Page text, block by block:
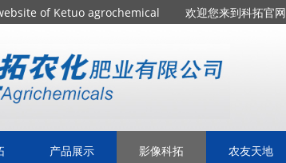
of Ketuo agrochemical 欢迎您来到科拓官网
产品展示 影像科拓 农友天地